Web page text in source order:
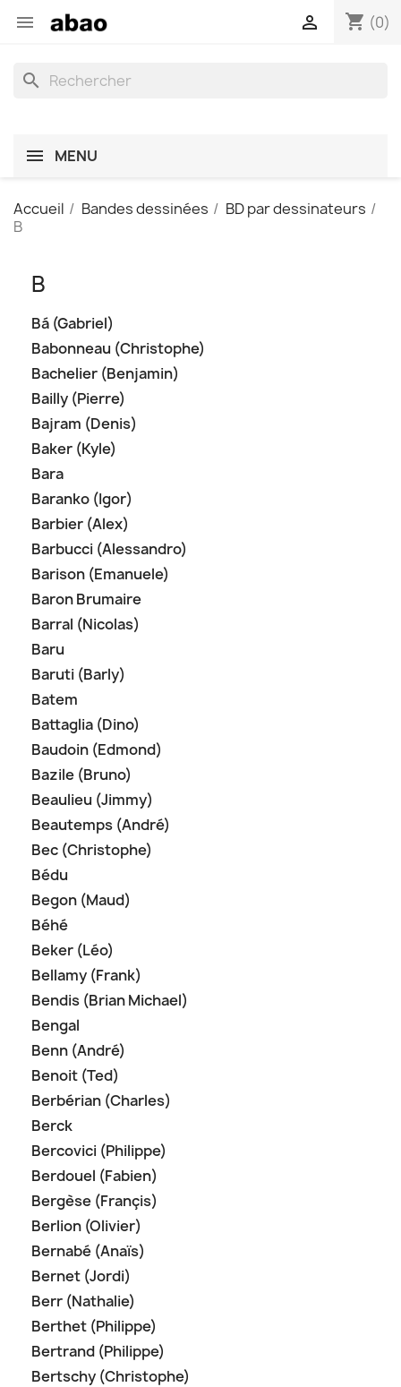
 shopping_cart (0)

search
MENU
Accueil Bandes dessinées
BD par dessinateurs
B
B
Bá (Gabriel)
Babonneau (Christophe)
Bachelier (Benjamin)
Bailly (Pierre)
Bajram (Denis)
Baker (Kyle)
Bara
Baranko (Igor)
Barbier (Alex)
Barbucci (Alessandro)
Barison (Emanuele)
Baron Brumaire
Barral (Nicolas)
Baru
Baruti (Barly)
Batem
Battaglia (Dino)
Baudoin (Edmond)
Bazile (Bruno)
Beaulieu (Jimmy)
Beautemps (André)
Bec (Christophe)
Bédu
Begon (Maud)
Béhé
Beker (Léo)
Bellamy (Frank)
Bendis (Brian Michael)
Bengal
Benn (André)
Benoit (Ted)
Berbérian (Charles)
Berck
Bercovici (Philippe)
Berdouel (Fabien)
Bergèse (Françis)
Berlion (Olivier)
Bernabé (Anaïs)
Bernet (Jordi)
Berr (Nathalie)
Berthet (Philippe)
Bertrand (Philippe)
Bertschy (Christophe)